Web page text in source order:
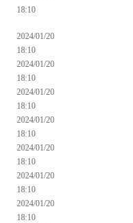
18:10
2024/01/20
18:10
2024/01/20
18:10
2024/01/20
18:10
2024/01/20
18:10
2024/01/20
18:10
2024/01/20
18:10
2024/01/20
18:10